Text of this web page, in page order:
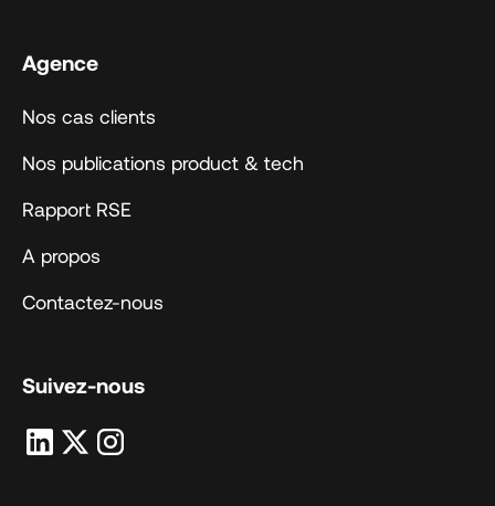
Agence
Nos cas clients
Nos publications product & tech
Rapport RSE
A propos
Contactez-nous
Suivez-nous